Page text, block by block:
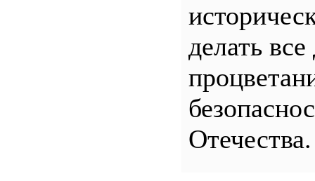
делать все
Отечества.